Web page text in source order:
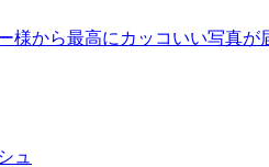
様から最高にカッコいい写真が
ュ